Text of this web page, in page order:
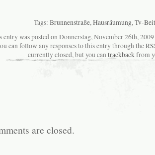
Tags: Brunnenstraße,Hausräumung,Tv-
entry was posted on Donnerstag, November 26th,
can follow any responses to this entry through the
currently closed, but you cantrackbackfrom
are closed.